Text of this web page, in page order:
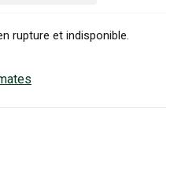
rupture et indisponible.